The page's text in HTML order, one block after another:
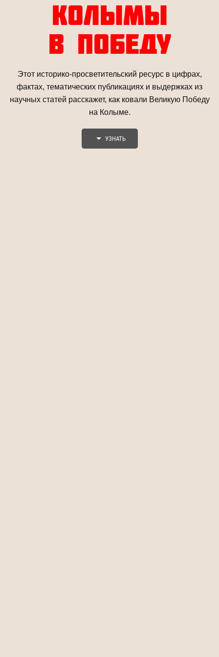
КОЛЫМЫ
В ПОБЕДУ
Этот историко-просветительский ресурс в цифрах,
фактах, тематических публикациях и выдержках из
научных статей расскажет, как ковали Великую Победу
на Колыме.
УЗНАТЬ